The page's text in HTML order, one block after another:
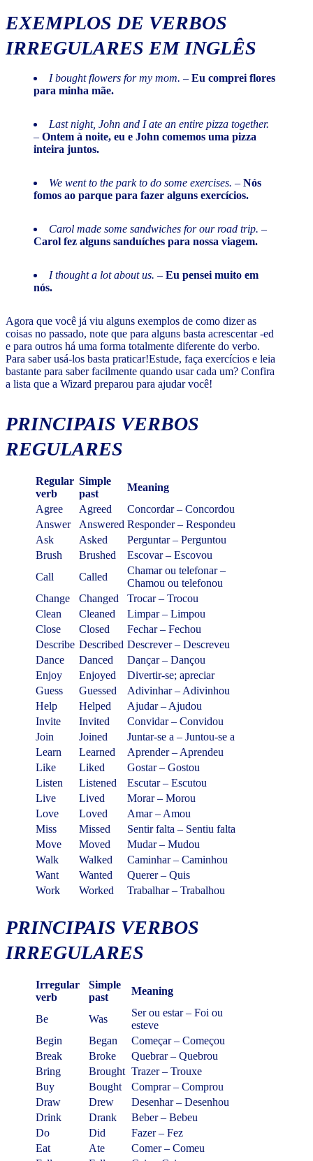
EXEMPLOS DE VERBOS
IRREGULARES EM INGLÊS
I bought flowers for my mom. – Eu comprei flores
para minha mãe.
Last night, John and I ate an entire pizza together.
– Ontem à noite, eu e John comemos uma pizza
inteira juntos.
We went to the park to do some exercises. – Nós
fomos ao parque para fazer alguns exercícios.
Carol made some sandwiches for our road trip. –
Carol fez alguns sanduíches para nossa viagem.
I thought a lot about us. – Eu pensei muito em
nós.
Agora que você já viu alguns exemplos de como dizer as
coisas no passado, note que para alguns basta acrescentar -ed
e para outros há uma forma totalmente diferente do verbo.
Para saber usá-los basta praticar!Estude, faça exercícios e leia
bastante para saber facilmente quando usar cada um? Confira
a lista que a Wizard preparou para ajudar você!
PRINCIPAIS VERBOS
REGULARES
Regular
verb
Simple
past
Meaning
Agree
Agreed
Concordar – Concordou
Answer
Answered Responder – Respondeu
Ask
Asked
Perguntar – Perguntou
Brush
Brushed
Escovar – Escovou
Call
Called
Chamar ou telefonar –
Chamou ou telefonou
Change
Changed
Trocar – Trocou
Clean
Cleaned
Limpar – Limpou
Close
Closed
Fechar – Fechou
Describe Described Descrever – Descreveu
Dance
Danced
Dançar – Dançou
Enjoy
Enjoyed
Divertir-se; apreciar
Guess
Guessed
Adivinhar – Adivinhou
Help
Helped
Ajudar – Ajudou
Invite
Invited
Convidar – Convidou
Join
Joined
Juntar-se a – Juntou-se a
Learn
Learned
Aprender – Aprendeu
Like
Liked
Gostar – Gostou
Listen
Listened
Escutar – Escutou
Live
Lived
Morar – Morou
Love
Loved
Amar – Amou
Miss
Missed
Sentir falta – Sentiu falta
Move
Moved
Mudar – Mudou
Walk
Walked
Caminhar – Caminhou
Want
Wanted
Querer – Quis
Work
Worked Trabalhar – Trabalhou
PRINCIPAIS VERBOS
IRREGULARES
Irregular
verb
Simple
past
Meaning
Be Was
Ser ou estar – Foi ou
esteve
Begin
Began
Começar – Começou
Break
Broke
Quebrar – Quebrou
Bring
Brought Trazer – Trouxe
Buy
Bought
Comprar – Comprou
Draw
Drew
Desenhar – Desenhou
Drink
Drank
Beber – Bebeu
Do
Did
Fazer – Fez
Eat
Ate
Comer – Comeu